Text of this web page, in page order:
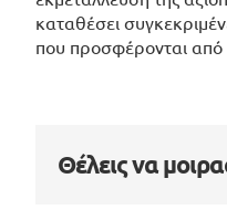
καταθέσει
που προσφέρονται
Θέλεις να